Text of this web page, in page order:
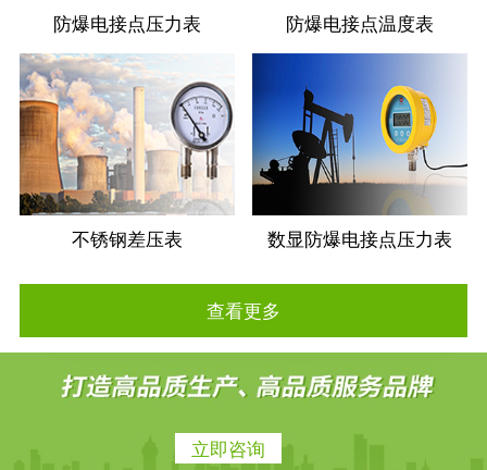
防爆电接点压力表 防爆电接点温度表
不锈钢差压表 数显防爆电接点压力表
查看更多
立即咨询